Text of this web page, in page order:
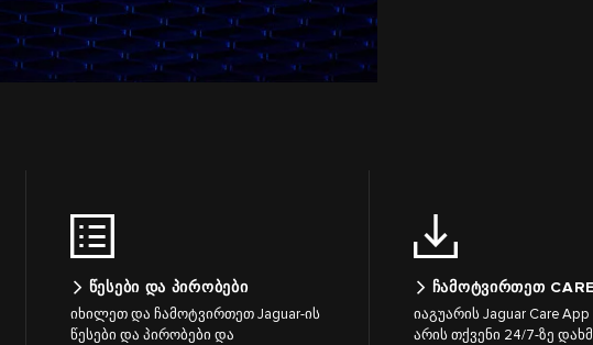
ᲬᲔᲡᲔᲑᲘ ᲓᲐ ᲞᲘᲠᲝᲑᲔᲑᲘ
იხილეთ და ჩამოტვირთეთ Jaguar-ის
წესები და პირობები და
ᲩᲐᲛᲝᲢᲕᲘᲠᲗᲔᲗ
იაგუარის Jaguar Care App
არის თქვენი 24/7-ზე